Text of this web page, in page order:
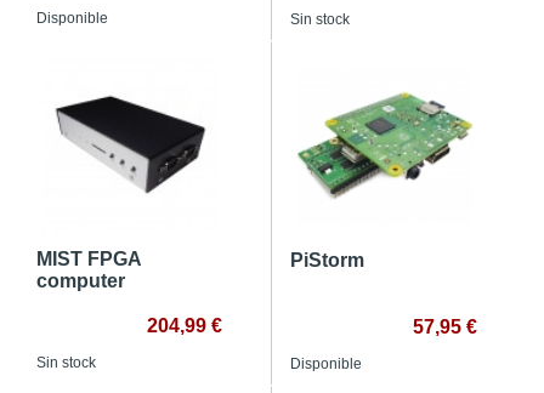
Disponible Sin stock
MIST FPGA
computer
204,99 €
Sin stock
PiStorm
57,95 €
Disponible